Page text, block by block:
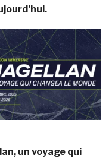
un voyage qui